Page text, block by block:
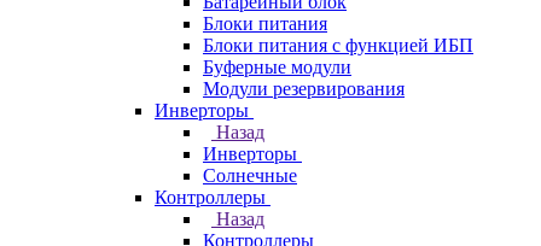
Блоки питания
Блоки питания с функцией ИБП
Буферные модули
Модули резервирования
Инверторы
Назад
Инверторы
Солнечные
Контроллеры
Назад
Контроллеры